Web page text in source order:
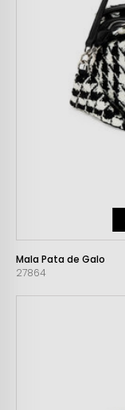
Mala Pata de Galo
27864